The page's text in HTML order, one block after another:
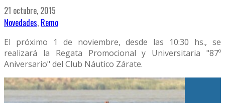
21 octubre, 2015
Novedades, Remo
El próximo 1 de noviembre, desde las 10:30 hs., se
realizará la Regata Promocional y Universitaria "87º
Aniversario" del Club Náutico Zárate.